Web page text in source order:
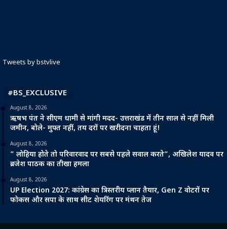
Tweets by bstvlive
#BS_EXCLUSIVE
August 8, 2026
ऋषभ पंत ने सीएम धामी से मांगी मदद- उत्तराखंड में तीन साल से नहीं मिली
जमीन, बोले- मुफ्त नहीं, तय दरों पर खरीदना चाहता हूं!
August 8, 2026
” लोहिया होते तो परिवारवाद पर सबसे पहले सवाल करते”, अखिलेश यादव पर
ब्रजेश पाठक का तीखा हमला
August 8, 2026
UP Election 2027: कांग्रेस का त्रिस्तरीय प्लान तैयार, Gen Z वोटरों पर
फोकस और सपा के साथ सीट शेयरिंग पर मंथन तेज